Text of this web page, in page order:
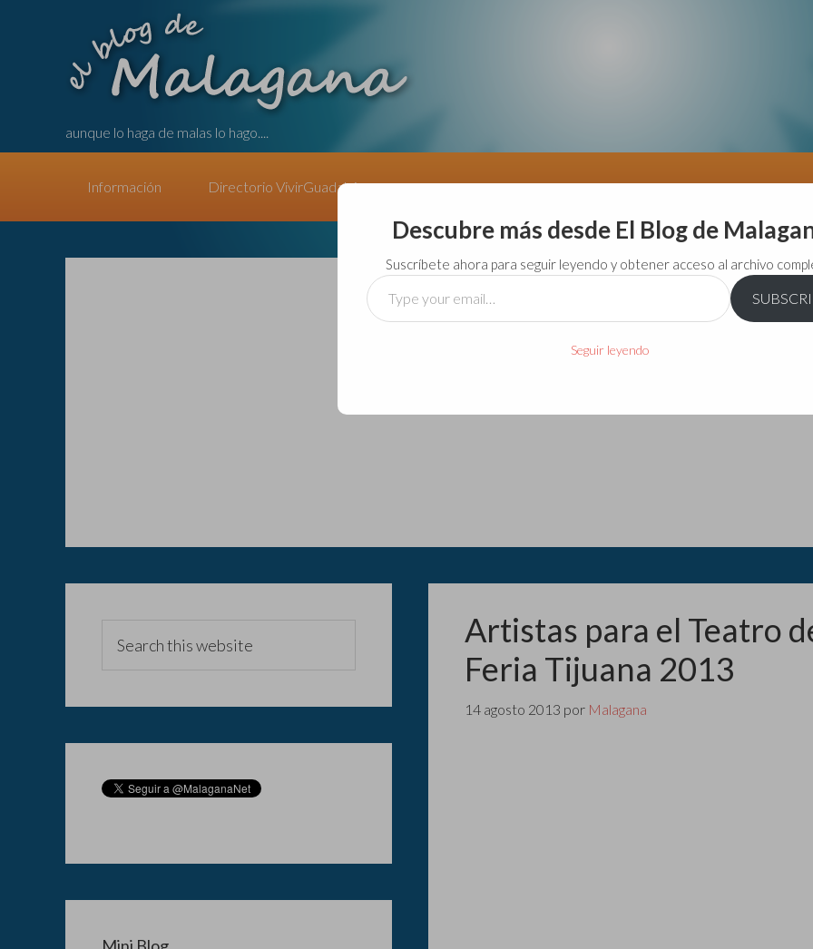
aunque lo haga de malas lo hago....
Información Directorio VivirGuadalajara
Artistas para el Teatro
Feria Tijuana 2013
14 agosto 2013 por Malagana
Descubre más desde El Blog de
Suscríbete ahora para seguir leyendo y obtener acceso al archivo
Type
your
Seguir leyendo